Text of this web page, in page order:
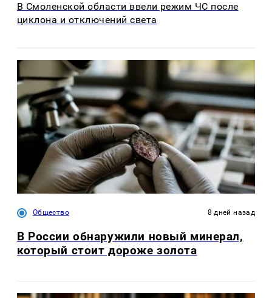
В Смоленской области ввели режим ЧС после
циклона и отключений света
Общество 8 дней назад
В России обнаружили новый минерал,
который стоит дороже золота